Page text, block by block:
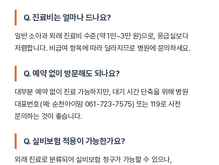
Q. 진료비는 얼마나 드나요?
일반 소아과 외래 진료비 수준(약 1만~3만 원)으로, 응급실보다
저렴합니다. 비급여 항목에 따라 달라지므로 병원에 문의하세요.
Q. 예약 없이 방문해도 되나요?
대부분 예약 없이 진료 가능하지만, 대기 시간 단축을 위해 병원
대표번호(예: 순천아이맘 061-723-7575) 또는 119로 사전
문의하는 것이 좋습니다.
Q. 실비보험 적용이 가능한가요?
외래 진료로 분류되어 실비보험 청구가 가능할 수 있으나,